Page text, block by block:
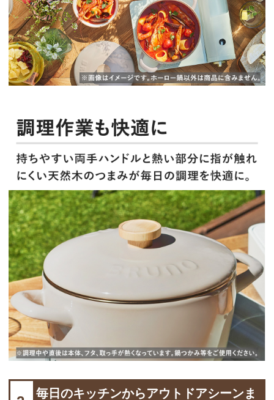
毎日のキッチンからアウトドアシーンま